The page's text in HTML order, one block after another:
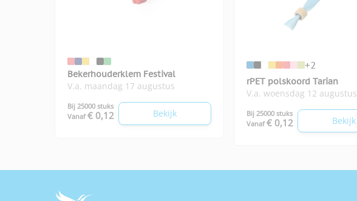
Bekerhouderklem Festival
V.a. maandag 17 augustus
Bij 25000 stuks
Vanaf € 0,12 Bekijk
+2
rPET polskoord Tarian
V.a. woensdag 12 augustus
Bij 25000 stuks
Vanaf € 0,12 Bekijk